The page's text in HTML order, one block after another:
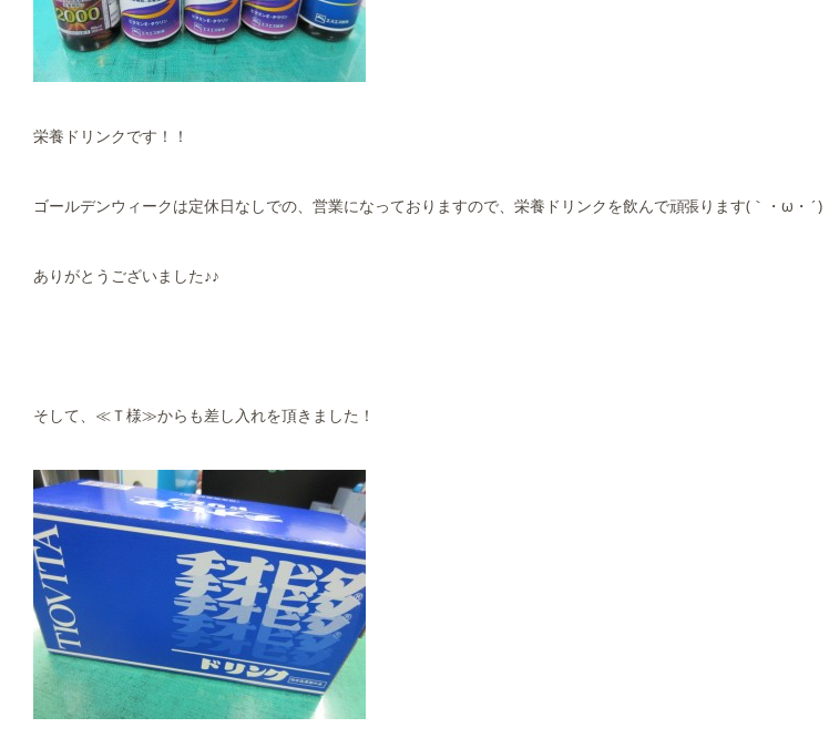
栄養ドリンクです！！
ゴールデンウィークは定休日なしでの、営業になっておりますので、栄養ドリンクを飲んで頑張ります(｀・ω・´)ゞ
ありがとうございました♪♪
そして、≪Ｔ様≫からも差し入れを頂きました！